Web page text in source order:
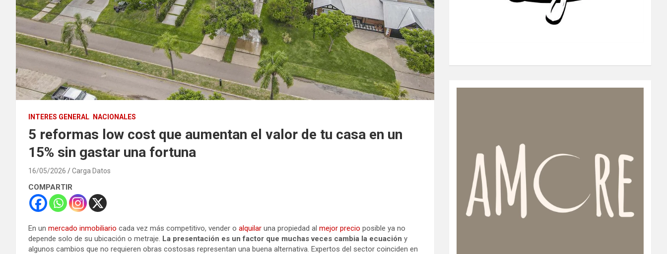
INTERES GENERAL NACIONALES
5 reformas low cost que aumentan el valor de tu casa en un
15% sin gastar una fortuna
16/05/2026 Carga Datos
COMPARTIR
En un mercado inmobiliario cada vez más competitivo, vender o alquilar una propiedad al mejor precio posible ya no
depende solo de su ubicación o metraje. La presentación es un factor que muchas veces cambia la ecuación y
algunos cambios que no requieren obras costosas representan una buena alternativa. Expertos del sector coinciden en